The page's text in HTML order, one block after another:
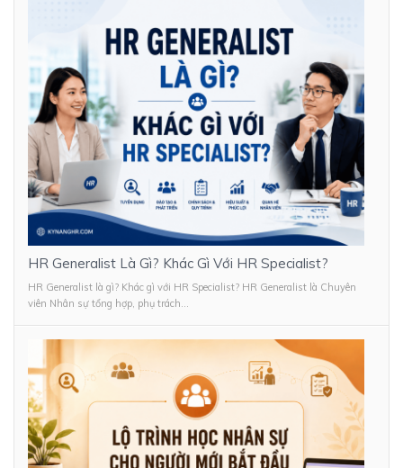
HR Generalist Là Gì? Khác Gì Với HR Specialist?
HR Generalist là gì? Khác gì với HR Specialist? HR Generalist là Chuyên
viên Nhân sự tổng hợp, phụ trách...